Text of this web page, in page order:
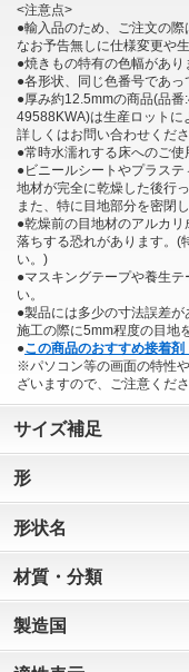
<注意点>
●輸入品のため、ご注文の際
なお予告無しに仕様変更や
●焼きもの特有の色幅があり
●各形状、同じ色番号であ
●厚み約12.5mmの商品(品
49588KWA)は生産ロットに
詳しくはお問い合わせくださ
●常時水濡れする床へのご使
●ビニールシートやプラス
地材が完全に乾燥した後行
また、特に目地部分を密閉
●乾燥前の目地材のアルカ
落ちする恐れがあります。(
い。)
●マスキングテープや養生
い。
●製品には多少の寸法誤差が
施工の際に5mm程度の目地
●この商品のおすすめ接着
※パソコン等の画面の特性
ざいますので、ご注意くださ
サイズ補足
形
形状名
材質・分類
製造国